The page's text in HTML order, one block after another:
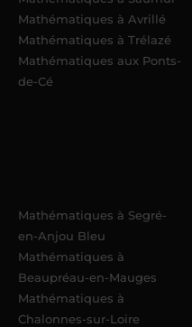
Mathématiques à Avrillé
Mathématiques à Trélazé
Mathématiques aux Ponts-
de-Cé
Mathématiques à Segré-
en-Anjou Bleu
Mathématiques à
Beaupréau-en-Mauges
Mathématiques à
Chalonnes-sur-Loire